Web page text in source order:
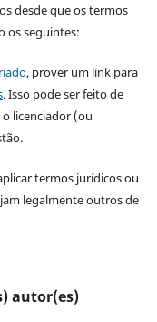
desde que os termos
os seguintes:
, prover um link para
. Isso pode ser feito de
licenciador (ou
termos jurídicos ou
legalmente outros de
autor(es)